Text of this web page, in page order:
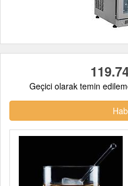
Geçici olarak temin